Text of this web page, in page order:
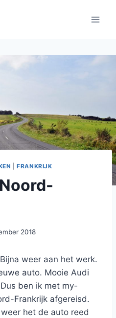
|FRANKRIJK
2018
weer aan het werk.
auto. Mooie Audi
ben ik met my-
Frankrijk afgereisd.
het de auto reed